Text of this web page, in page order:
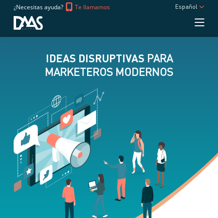
¿Necesitas ayuda? Te llamamos Español
IDEAS DISRUPTIVAS PARA
MARKETEROS MODERNOS